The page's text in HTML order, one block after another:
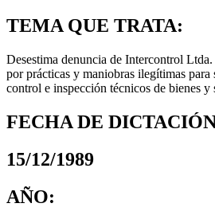
TEMA QUE TRATA:
Desestima denuncia de Intercontrol
por prácticas y maniobras ilegítimas para
control e inspección técnicos de bienes y
FECHA DE
15/12/1989
AÑO: